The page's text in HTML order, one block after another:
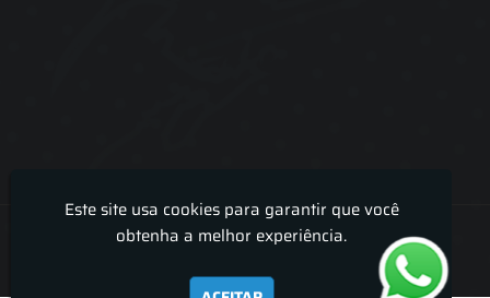
Lira Luz Decor - Cortinas sob medidas e persianas
Este site usa cookies para garantir que você
obtenha a melhor experiência.